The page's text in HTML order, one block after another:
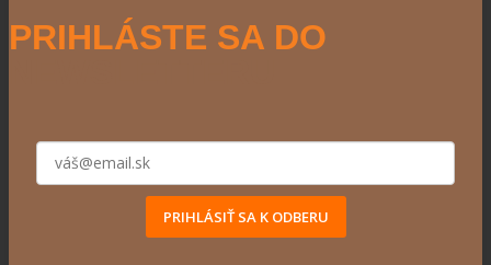
PRIHLÁSTE SA DO
PRIHLÁSIŤ SA K ODBERU